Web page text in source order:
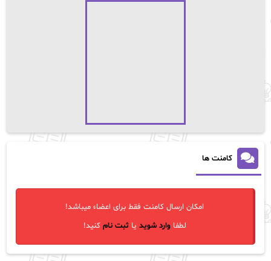
کامنت ها
امکان ارسال کامنت فقط برای اعضاء میباشد!
لطفاوارد شوید یاثبت نام کنید!